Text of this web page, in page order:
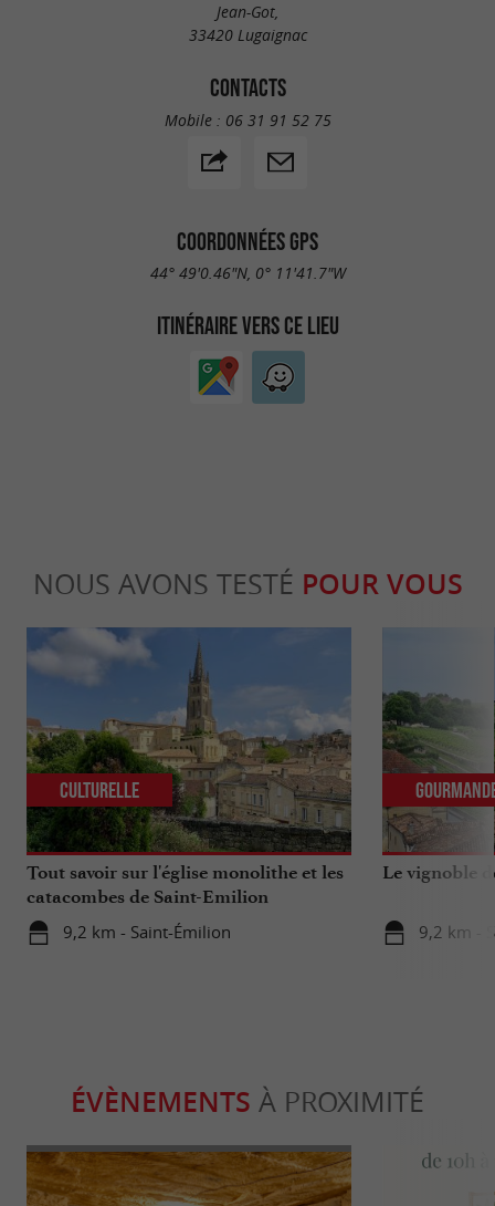
Jean-Got,
33420 Lugaignac
CONTACTS
Mobile : 06 31 91 52 75
COORDONNÉES GPS
44° 49'0.46"N, 0° 11'41.7"W
ITINÉRAIRE VERS CE LIEU
NOUS AVONS TESTÉ POUR VOUS
Tout savoir sur l'église monolithe et les
catacombes de Saint-Emilion
9,2 km - Saint-Émilion
Culturelle
Le vignoble
9,2 km -
ÉVÈNEMENTS À PROXIMITÉ